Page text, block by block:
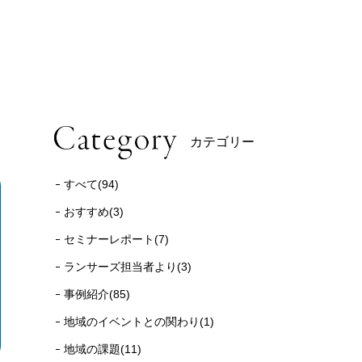
カテゴリー
すべて(94)
おすすめ(3)
セミナーレポート(7)
ランサーズ担当者より(3)
事例紹介(85)
地域のイベントとの関わり(1)
地域の課題(11)